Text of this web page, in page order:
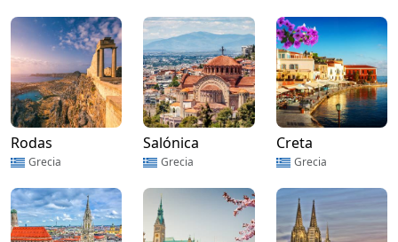
Rodas
Grecia
Salónica
Grecia
Creta
Grecia